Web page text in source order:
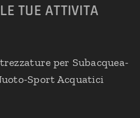
TUE ATTIVITA
per Subacquea-
Sport Acquatici